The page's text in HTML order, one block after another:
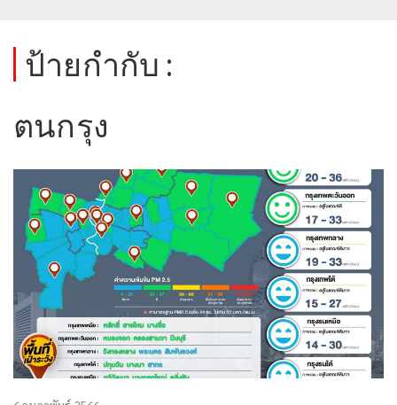
ป้ายกำกับ :
ตนกรุง